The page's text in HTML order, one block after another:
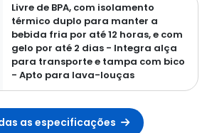
Livre de BPA, com isolamento
térmico duplo para manter a
bebida fria por até 12 horas, e com
gelo por até 2 dias - Integra alça
para transporte e tampa com bico
- Apto para lava-louças
as especificações